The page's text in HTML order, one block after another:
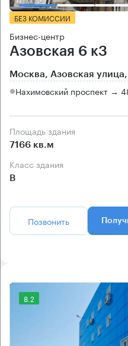
БЕЗ КОМИССИИ
Бизнес-центр
Азовская 6 к3
Москва, Азовская
Нахимовский проспект →
Площадь здания
7166 кв.м
Класс здания
B
Позвонить
8.2